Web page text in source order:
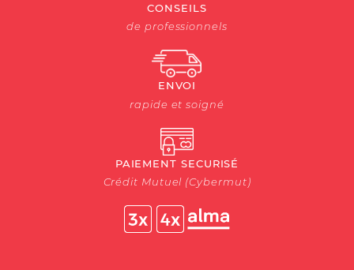
CONSEILS
de professionnels
ENVOI
rapide et soigné
PAIEMENT SECURISÉ
Crédit Mutuel (Cybermut)